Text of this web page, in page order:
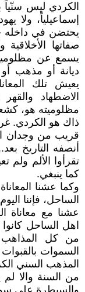
الكردي ليس سنّياً
إسماعيلياً، ولا
يحتضن في داخله
صفاتها
يسمع عن
ديانة أو مذهب
يعيش تلك
الاضطهاد
مظلوميته هو،
ذاك هو الكردي.
قريب من وجدان
أنصفه التاريخ
تقرأوا الألم ولم
كما ينبغي.
وكما عشنا
الساحل، فإننا
عشنا مع معاناة
اهل الساحل كانوا
من كل المذاهب
السموات
المذهب السني
من السنة والا